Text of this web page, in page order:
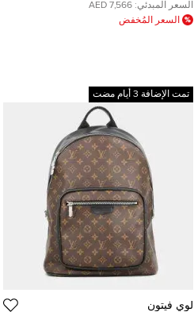
السعر المبدئي: 7,566 AED
السعر المُخفض
تمت الإضافة 3 أيام مضت
لوي فيتون